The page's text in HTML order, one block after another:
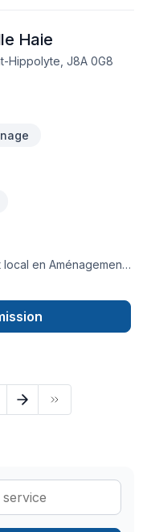
Haie
Hippolyte, J8A 0G8
en Aménagement
Muret, Pavage,
Transport dans les
combinant
au-delà de vos
qui a à cœur